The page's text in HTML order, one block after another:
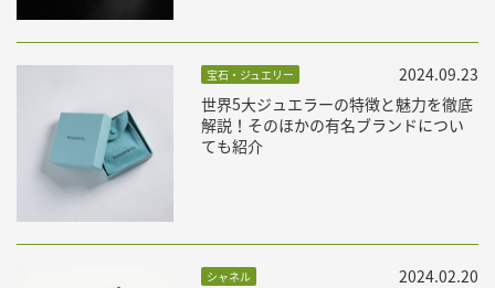
宝石・ジュエリー
世界5大ジュエラーの特徴と魅力を徹底
解説！そのほかの有名ブランドについ
ても紹介
2024.09.23
シャネル 2024.02.20